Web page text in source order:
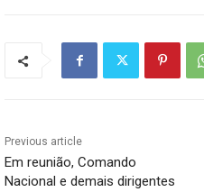
Previous article
Em reunião, Comando
Nacional e demais dirigentes